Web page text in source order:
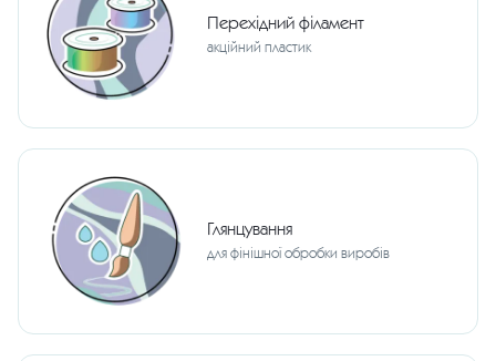
Перехідний філамент
акційний пластик
Глянцування
для фінішної обробки виробів